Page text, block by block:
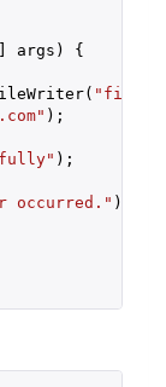
args)
{
);
);
occurred." );